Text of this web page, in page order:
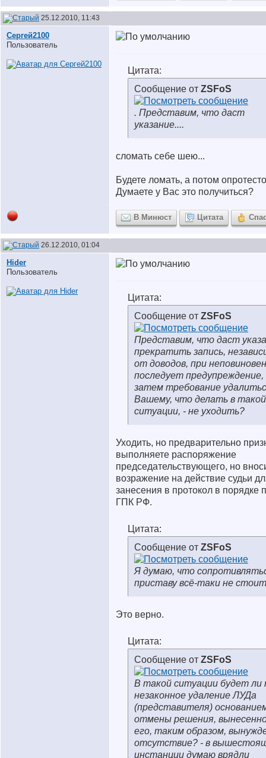
25.12.2010, 11:43
Сергей2100
Пользователь
Цитата:
Сообщение от ZSFoS
. Представим, что даст
указание....
сломать себе шею...
Будете ломать, а потом
Думаете у Вас это получиться?
В Минюст Цитата
26.12.2010, 01:04
Hider
Пользователь
Цитата:
Сообщение от ZSFoS
Представим, что даст
прекратить запись,
от доводов, при
последует предупреждение,
затем требование
Вашему, что делать в такой
ситуации, - не уходить?
Уходить, но предварительно
выполняете распоряжение
председательствующего, но
возражение на действие судьи
занесения в протокол в порядке
ГПК РФ.
Цитата:
Сообщение от ZSFoS
Я думаю, что
приставу всё-таки не
Это верно.
Цитата:
Сообщение от ZSFoS
В такой ситуации будет ли
незаконное удаление ЛУДа
(представителя)
отмены решения,
его, таким образом,
отсутствие? - в
инстанции думаю врядли